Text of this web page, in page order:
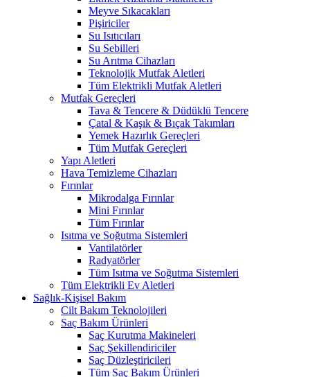
Meyve Sıkacakları
Pişiriciler
Su Isıtıcıları
Su Sebilleri
Su Arıtma Cihazları
Teknolojik Mutfak Aletleri
Tüm Elektrikli Mutfak Aletleri
Mutfak Gereçleri
Tava & Tencere & Düdüklü Tencere
Çatal & Kaşık & Bıçak Takımları
Yemek Hazırlık Gereçleri
Tüm Mutfak Gereçleri
Yapı Aletleri
Hava Temizleme Cihazları
Fırınlar
Mikrodalga Fırınlar
Mini Fırınlar
Tüm Fırınlar
Isıtma ve Soğutma Sistemleri
Vantilatörler
Radyatörler
Tüm Isıtma ve Soğutma Sistemleri
Tüm Elektrikli Ev Aletleri
Sağlık-Kişisel Bakım
Cilt Bakım Teknolojileri
Saç Bakım Ürünleri
Saç Kurutma Makineleri
Saç Şekillendiriciler
Saç Düzleştiricileri
Tüm Saç Bakım Ürünleri